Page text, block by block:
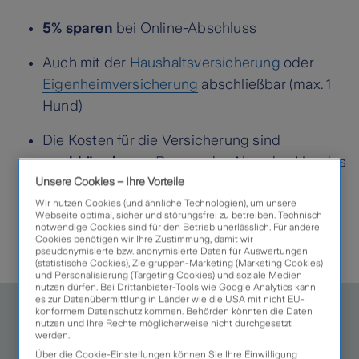
5% sparen bei Online-Abschluss
Auch mit der Haushaltsversicherung oder
Eigenheimversicherung abschließbar (max. 1
Hund)
Die Kosten für die Versicherung sind
unabhängigvon Rasse oder Alter des Hundes
Ihr Hund ist auch versichert, wenn andere mit
ihm unterwegs sind
Kein Selbstbehaltim Schadenfall
So geht's weiter
Unsere Cookies – Ihre Vorteile
Wir nutzen Cookies (und ähnliche Technologien), um unsere
Webseite optimal, sicher und störungsfrei zu betreiben. Technisch
notwendige Cookies sind für den Betrieb unerlässlich. Für andere
Cookies benötigen wir Ihre Zustimmung, damit wir
pseudonymisierte bzw. anonymisierte Daten für Auswertungen
(statistische Cookies), Zielgruppen-Marketing (Marketing Cookies)
und Personalisierung (Targeting Cookies) und soziale Medien
nutzen dürfen. Bei Drittanbieter-Tools wie Google Analytics kann
es zur Datenübermittlung in Länder wie die USA mit nicht EU-
konformem Datenschutz kommen. Behörden könnten die Daten
nutzen und Ihre Rechte möglicherweise nicht durchgesetzt
werden.
Über die Cookie-Einstellungen können Sie Ihre Einwilligung